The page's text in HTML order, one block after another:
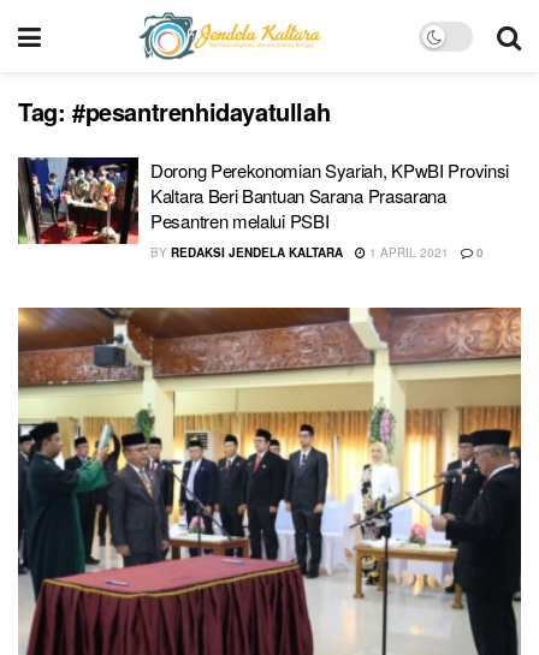
Tag: #pesantrenhidayatullah
Dorong Perekonomian Syariah, KPwBI Provinsi
Kaltara Beri Bantuan Sarana Prasarana
Pesantren melalui PSBI
BY REDAKSI JENDELA KALTARA 1 APRIL 2021 0